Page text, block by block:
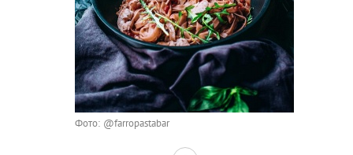
Фото: @farropastabar